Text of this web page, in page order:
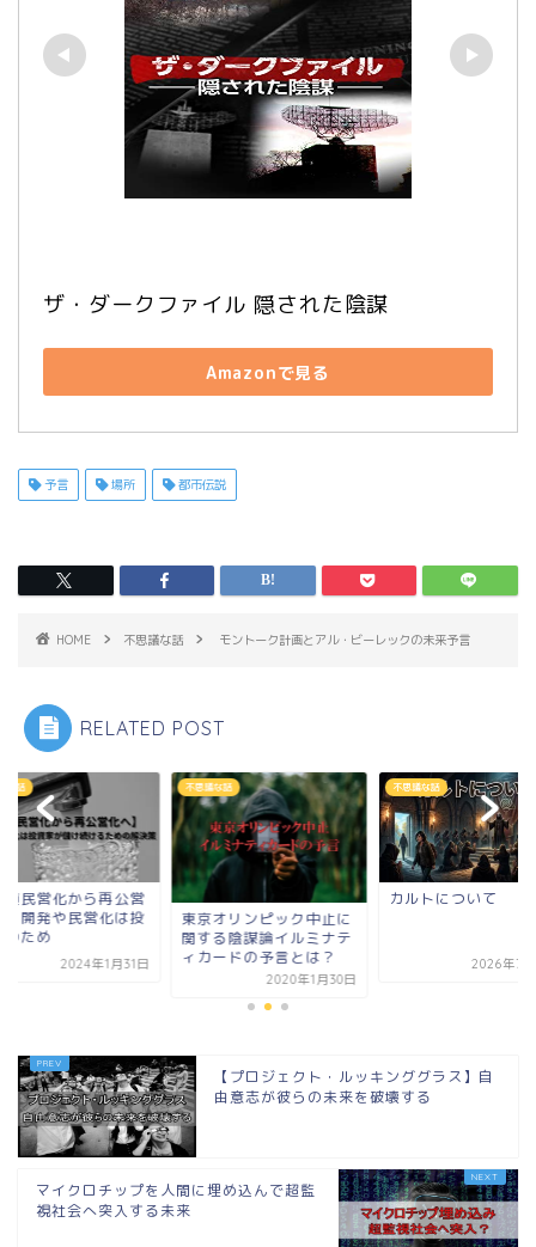
ザ・ダークファイル 隠された陰謀
Amazonで見る
予言 場所 都市伝説
HOME 不思議な話 モントーク計画とアル・ビーレックの未来予言
RELATED POST
な話
オリンピック中止に
陰謀論イルミナテ
ードの予言とは？
不思議な話
カルトについて
2026年7月25日
不思議な話
【水道民営化から再
2024年1
【プロジェクト・ルッキンググラス】自
由意志が彼らの未来を破壊する
マイクロチップを人間に埋め込んで超監
視社会へ突入する未来